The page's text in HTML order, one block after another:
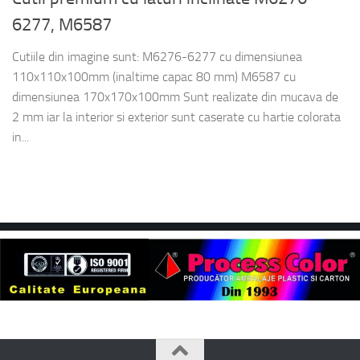
6277, M6587
Cutiile din imagine sunt: M6276-6277 cu dimensiunea
110x110x100mm (inaltime capac 80 mm) M6587 cu
dimensiunea 170x170x100mm Sunt realizate din mucava de
2 mm iar la interior si exterior sunt caserate cu hartie colorata
in...